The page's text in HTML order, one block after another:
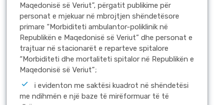
Maqedonisë së Veriut”, përgatit publikime për
personat e mjekuar në mbrojtjen shëndetësore
primare “Morbiditeti ambulantor-poliklinik në
Republikën e Maqedonisë së Veriut” dhe personat e
trajtuar në stacionarët e reparteve spitalore
“Morbiditeti dhe mortaliteti spitalor në Republikën e
Maqedonisë së Veriut”;
i evidenton me saktësi kuadrot në shëndetësi
me ndihmën e një baze të mirëformuar të të